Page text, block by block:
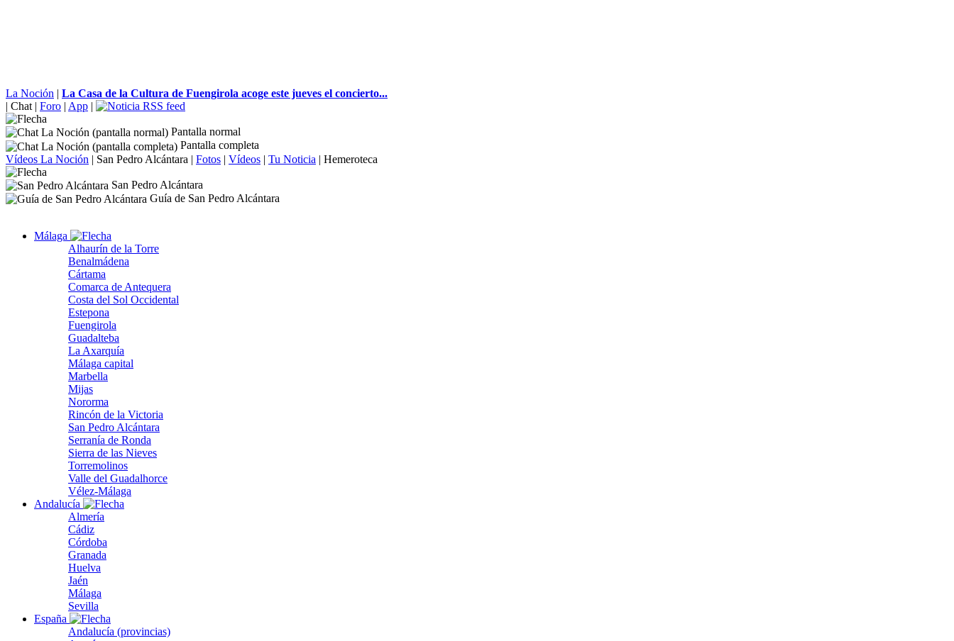
La Noción | La Casa de la Cultura de Fuengirola acoge este jueves el concierto...
| Chat | Foro | App |
Pantalla normal
Pantalla completa
Vídeos La Noción | San Pedro Alcántara | Fotos | Vídeos | Tu Noticia | Hemeroteca
San Pedro Alcántara
Guía de San Pedro Alcántara
Málaga
Alhaurín de la Torre
Benalmádena
Cártama
Comarca de Antequera
Costa del Sol Occidental
Estepona
Fuengirola
Guadalteba
La Axarquía
Málaga capital
Marbella
Mijas
Nororma
Rincón de la Victoria
San Pedro Alcántara
Serranía de Ronda
Sierra de las Nieves
Torremolinos
Valle del Guadalhorce
Vélez-Málaga
Andalucía
Almería
Cádiz
Córdoba
Granada
Huelva
Jaén
Málaga
Sevilla
España
Andalucía (provincias)